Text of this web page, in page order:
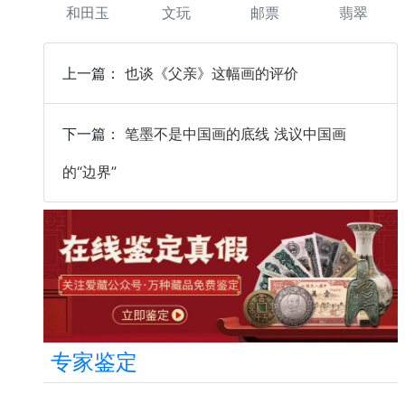
和田玉 文玩 邮票 翡翠
上一篇： 也谈《父亲》这幅画的评价
下一篇： 笔墨不是中国画的底线 浅议中国画
的“边界”
专家鉴定